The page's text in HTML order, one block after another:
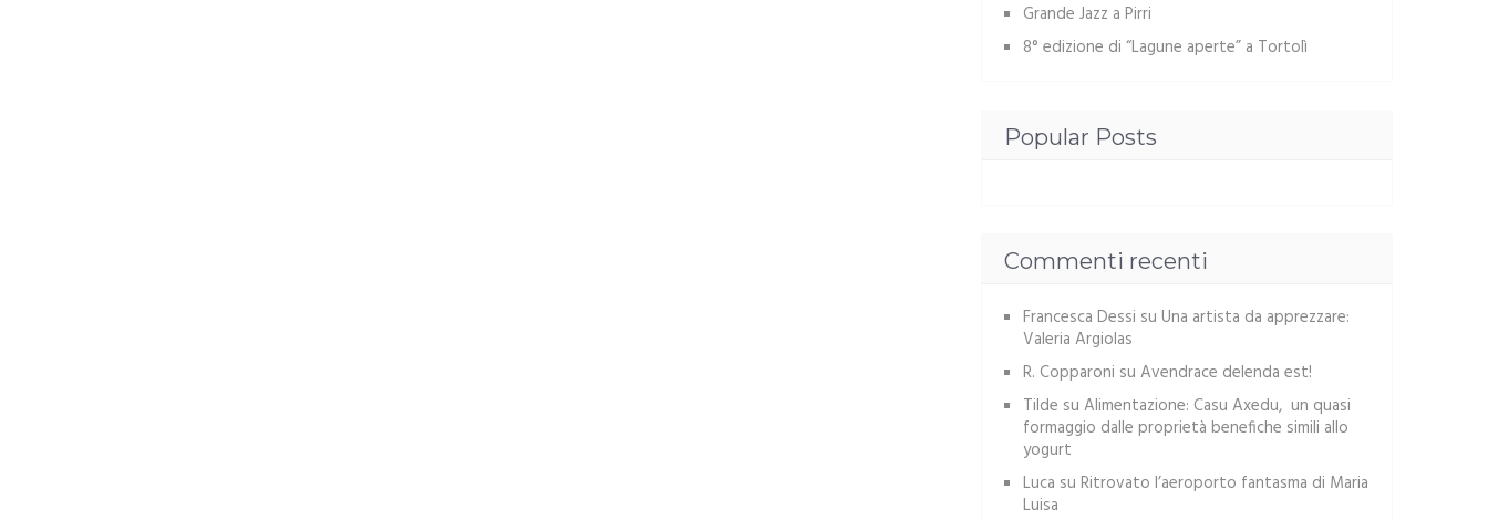
Grande Jazz a Pirri
8° edizione di “Lagune aperte” a Tortolì
Popular Posts
Commenti recenti
Francesca Dessi su Una artista da apprezzare:
Valeria Argiolas
R. Copparoni su Avendrace delenda est!
Tilde su Alimentazione: Casu Axedu, un quasi
formaggio dalle proprietà benefiche simili allo
yogurt
Luca su Ritrovato l’aeroporto fantasma di Maria
Luisa